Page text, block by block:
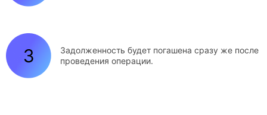
Задолженность будет погашена сразу же после
проведения операции.